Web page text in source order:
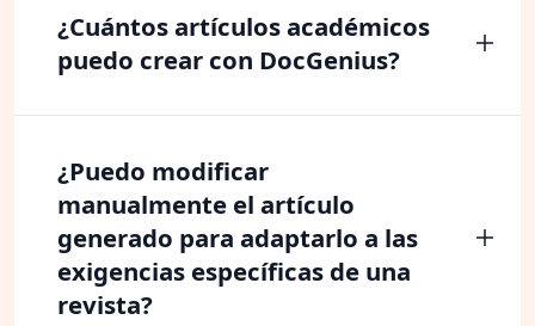
¿Cuántos artículos académicos
puedo crear con DocGenius?
¿Puedo modificar
manualmente el artículo
generado para adaptarlo a las
exigencias específicas de una
revista?